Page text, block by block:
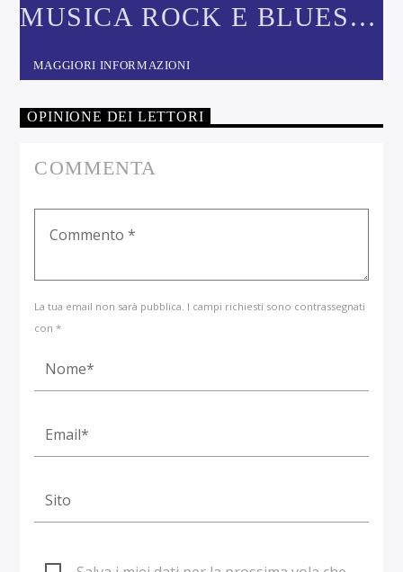
MUSICA ROCK E BLUES
MAGGIORI INFORMAZIONI
OPINIONE DEI LETTORI
COMMENTA
La tua email non sarà pubblica. I campi richiesti sono contrassegnati
con *